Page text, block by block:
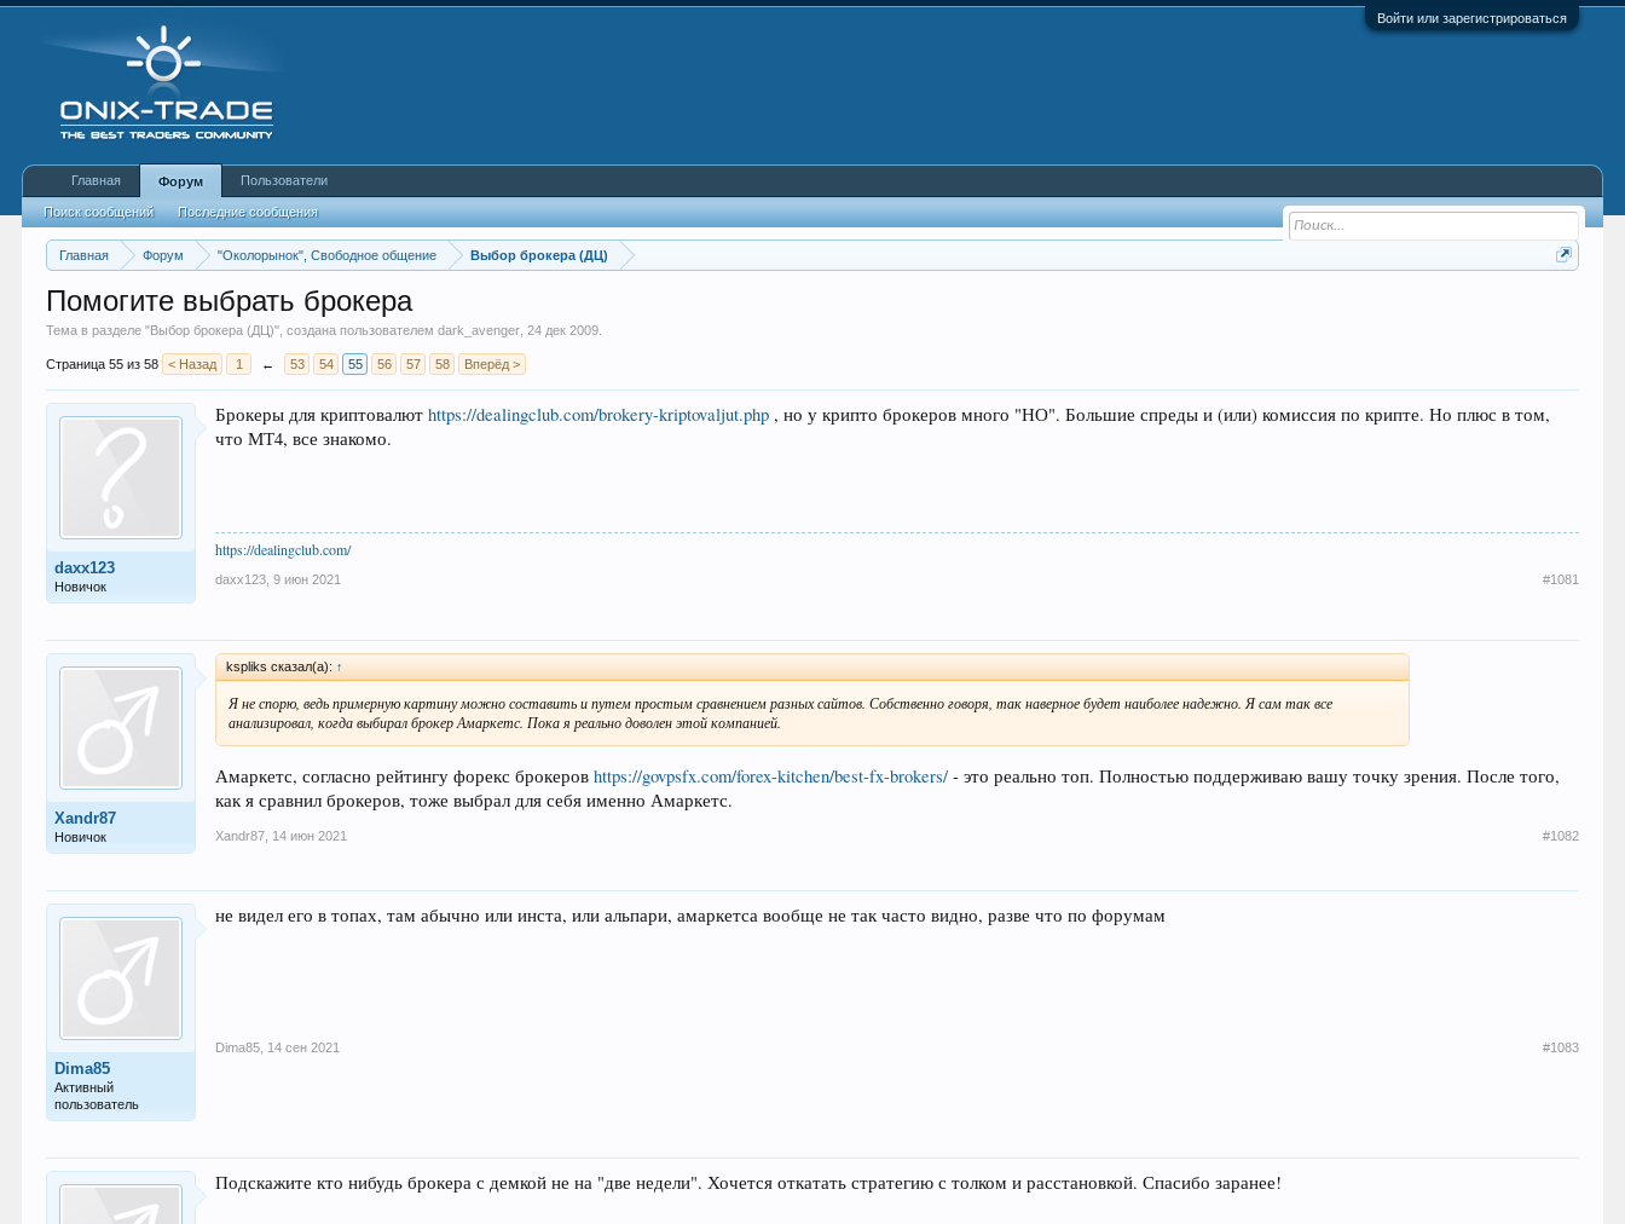
Войти или зарегистрироваться
Главная Форум "Околорынок", Свободное общение Выбор брокера (ДЦ)
Помогите выбрать брокера
Тема в разделе "Выбор брокера (ДЦ)", создана пользователемdark_avenger ,24 дек 2009
Страница 55 из 58 < Назад 1 ← 53 54 55 56 57 58 Вперёд >
daxx123
Новичок
Брокеры для криптовалютhttps://dealingclub.com/brokery-kriptovaljut.php , но у крипто брокеров много "НО". Большие спреды и (или) комиссия по крипте. Но плюс в том,
что МТ4, все знакомо.
https://dealingclub.com/
daxx123 9 июн 2021 #1081
Xandr87
Новичок
kspliks сказал(а): ↑
Я не спорю, ведь примерную картину можно составить и путем простым сравнением разных сайтов. Собственно говоря, так наверное будет наиболее надежно. Я сам так все
анализировал, когда выбирал брокер Амаркетс. Пока я реально доволен этой компанией.
Амаркетс, согласно рейтингу форекс брокеровhttps://govpsfx.com/forex-kitchen/best-fx-brokers/ - это реально топ. Полностью поддерживаю вашу точку зрения. После того,
как я сравнил брокеров, тоже выбрал для себя именно Амаркетс.
Xandr87 14 июн 2021 #1082
Dima85
Активный
пользователь
не видел его в топах, там абычно или инста, или альпари, амаркетса вообще не так часто видно, разве что по форумам
Dima85 14 сен 2021 #1083
Подскажите кто нибудь брокера с демкой не на "две недели". Хочется откатать стратегию с толком и расстановкой. Спасибо заранее!
Главная Форум
Поиск сообщений Последние сообщения
Пользователи